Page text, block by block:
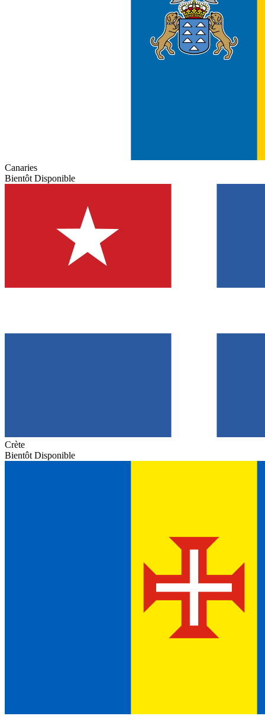
Canaries
Bientôt Disponible
Crète
Bientôt Disponible